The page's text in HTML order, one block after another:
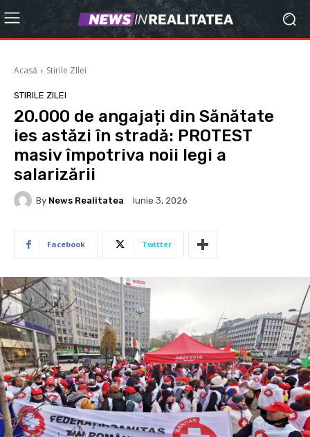
Acasă Stirile ZIlei
STIRILE ZILEI
20.000 de angajați din Sănătate
ies astăzi în stradă: PROTEST
masiv împotriva noii legi a
salarizării
By News Realitatea Iunie 3, 2026
Facebook Twitter